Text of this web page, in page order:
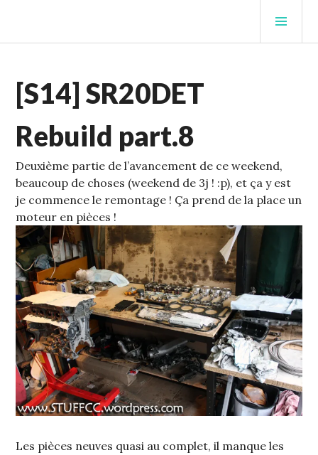
contenu
STUFFCC'S BLOG
S14
[S14] SR20DET
Rebuild part.8
Deuxième partie de l’avancement de ce weekend,
beaucoup de choses (weekend de 3j ! :p), et ça y est
je commence le remontage ! Ça prend de la place un
moteur en pièces !
Les pièces neuves quasi au complet, il manque les